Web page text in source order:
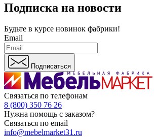
Подписка на новости
Будьте в курсе новинок фабрики!
Email
Подписаться
Связаться по телефонам
8 (800) 350 76 26
Нужна помощь с заказом?
Связаться по email
info@mebelmarket31.ru